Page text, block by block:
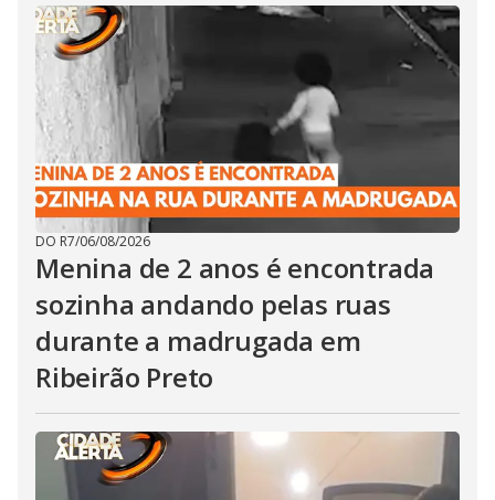
DO R7/06/08/2026
Menina de 2 anos é encontrada
sozinha andando pelas ruas
durante a madrugada em
Ribeirão Preto